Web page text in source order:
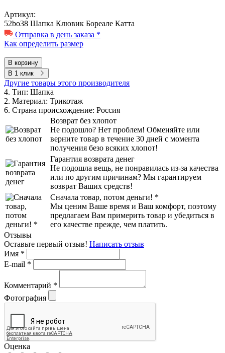
Артикул:
52bo38 Шапка Клювик Бореале Катта
Отправка в день заказа *
Как определить размер
В корзину
В 1 клик
Другие товары этого производителя
4. Тип: Шапка
2. Материал: Трикотаж
6. Страна происхождение: Россия
Возврат без хлопот
Не подошло? Нет проблем! Обменяйте или
верните товар в течение 30 дней с момента
получения безо всяких хлопот!
Гарантия возврата денег
Не подошла вещь, не понравилась из-за качества
или по другим причинам? Мы гарантируем
возврат Ваших средств!
Сначала товар, потом деньги! *
Мы ценим Ваше время и Ваш комфорт, поэтому
предлагаем Вам примерить товар и убедиться в
его качестве прежде, чем платить.
Отзывы
Оставьте первый отзыв! Написать отзыв
Имя *
E-mail *
Комментарий *
Фотография
Оценка